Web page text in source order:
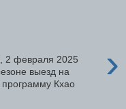
›
2 февраля 2025
выезд на
программу Кхао